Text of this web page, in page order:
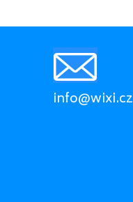
info@wixi.cz